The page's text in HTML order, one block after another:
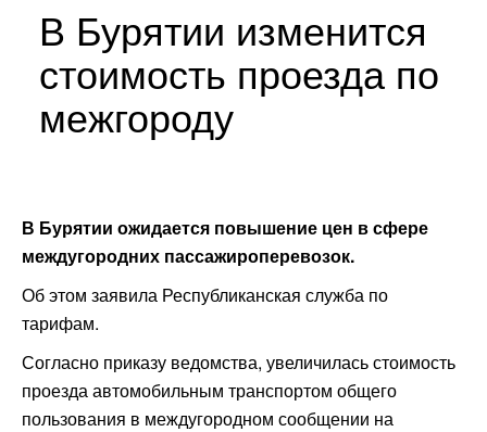
В Бурятии изменится
стоимость проезда по
межгороду
В Бурятии ожидается повышение цен в сфере
междугородних пассажироперевозок.
Об этом заявила Республиканская служба по
тарифам.
Согласно приказу ведомства, увеличилась стоимость
проезда автомобильным транспортом общего
пользования в междугородном сообщении на